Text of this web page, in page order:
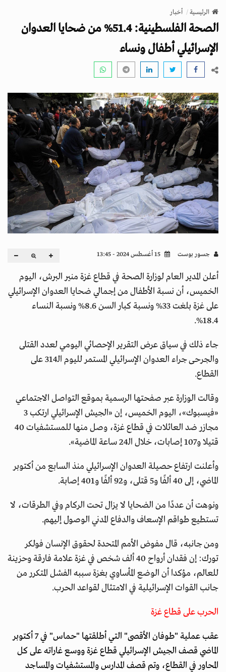
v
g
a
n
الرئيسية أخبار
الصحة الفلسطينية: 51.4% من ضحايا العدوان
الإسرائيلي أطفال ونساء
جسور بوست
أعلن المدير العام لوزارة الصحة في قطاع غزة منير البرش، اليوم
الخميس، أن نسبة الأطفال من إجمالي ضحايا العدوان الإسرائيلي
على غزة بلغت 33% ونسبة كبار السن 8.6% ونسبة النساء
18.4%.
جاء ذلك في سياق عرض التقرير الإحصائي اليومي لعدد القتلى
والجرحى جراء العدوان الإسرائيلي المستمر لليوم الـ314 على
القطاع.
وقالت الوزارة عبر صفحتها الرسمية بموقع التواصل الاجتماعي
«فيسبوك»، اليوم الخميس، إن «الجيش الإسرائيلي ارتكب 3
مجازر ضد العائلات في قطاع غزة، وصل منها للمستشفيات 40
قتيلا و107 إصابات، خلال الـ24 ساعة الماضية».
وأعلنت ارتفاع حصيلة العدوان الإسرائيلي منذ السابع من أكتوبر
الماضي، إلى 40 ألفًا و5 قتلى، و92 ألفًا و401 إصابة.
ونوهت أن عددًا من الضحايا لا يزال تحت الركام وفي الطرقات، لا
تستطيع طواقم الإسعاف والدفاع المدني الوصول إليهم.
ومن جانبه، قال مفوض الأمم المتحدة لحقوق الإنسان فولكر
تورك: إن فقدان أرواح 40 ألف شخص في غزة علامة فارقة وحزينة
للعالم، مؤكدا أن الوضع المأساوي بغزة سببه الفشل المتكرر من
جانب القوات الإسرائيلية في الامتثال لقواعد الحرب.
الحرب على قطاع غزة
عقب عملية "طوفان الأقصى" التي أطلقتها "حماس" في 7 أكتوبر
الماضي قصف الجيش الإسرائيلي قطاع غزة ووسع غاراته على كل
المحاور في القطاع، وتم قصف المدارس والمستشفيات والمساجد